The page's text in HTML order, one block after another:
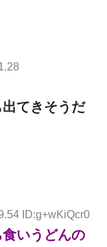
てきそうだ
ID:g+wKiQcr0
いうどんの